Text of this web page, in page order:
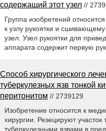
содержащий этот узел //
Группа изобретений
к узлу рукоятки и
узел. Узел рукоятки для
аппарата содержит первую
Способ хирургического
туберкулезных язв тонкой
перитонитом // 2739129
Изобретение относится к
хирургии. Резецируют
туберкулезными язвами в